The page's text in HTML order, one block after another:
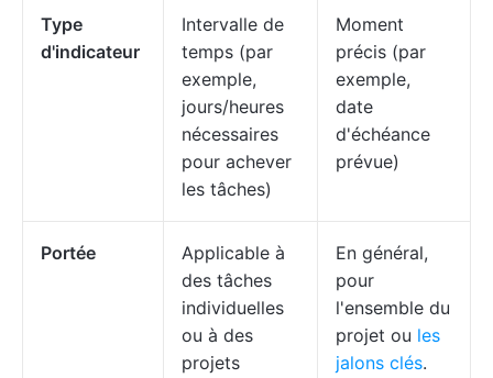
Type
d'indicateur
Intervalle de
temps (par
exemple,
jours/heures
nécessaires
pour achever
les tâches)
Moment
précis (par
exemple,
date
d'échéance
prévue)
Portée
Applicable à
des tâches
individuelles
ou à des
projets
En général,
pour
l'ensemble du
projet ou les
jalons clés.